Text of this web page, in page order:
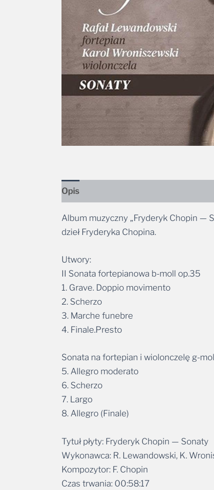
Opis
Album muzyczny „Fryderyk Chopin —
dzieł Fryderyka Chopina.
Utwory:
II Sonata fortepianowa b-moll op.35
1. Grave. Doppio movimento
2. Scherzo
3. Marche funebre
4. Finale.Presto
Sonata na fortepian i wiolonczelę g-
5. Allegro moderato
6. Scherzo
7. Largo
8. Allegro (Finale)
Tytuł płyty: Fryderyk Chopin — Sonaty
Wykonawca: R. Lewandowski, K.
Kompozytor: F. Chopin
Czas trwania: 00:58:17